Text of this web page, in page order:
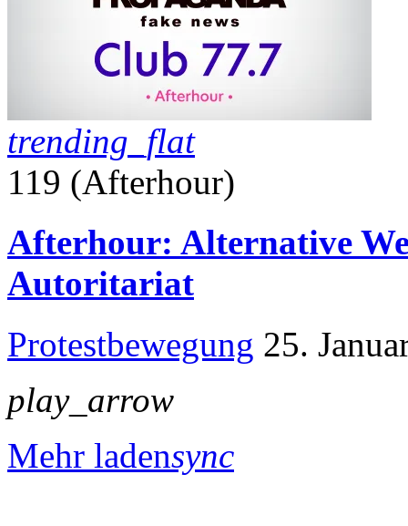
trending_flat
119 (Afterhour)
Afterhour: Alternative
Autoritariat
Protestbewegung 25.
play_arrow
Mehr ladensync